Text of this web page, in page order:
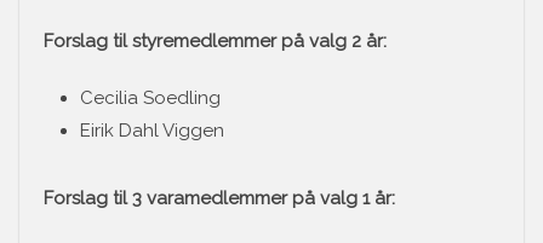
Forslag til styremedlemmer på valg 2 år:
Cecilia Soedling
Eirik Dahl Viggen
Forslag til 3 varamedlemmer på valg 1 år: